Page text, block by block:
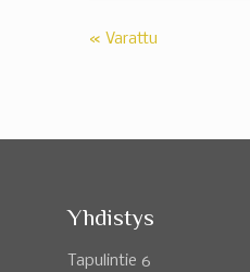
« Varattu
Yhdistys
Tapulintie 6